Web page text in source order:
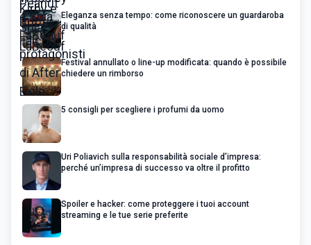
Eleganza senza tempo: come riconoscere un guardaroba
di qualità
Festival annullato o line-up modificata: quando è possibile
chiedere un rimborso
5 consigli per scegliere i profumi da uomo
Uri Poliavich sulla responsabilità sociale d’impresa:
perché un’impresa di successo va oltre il profitto
Spoiler e hacker: come proteggere i tuoi account
streaming e le tue serie preferite